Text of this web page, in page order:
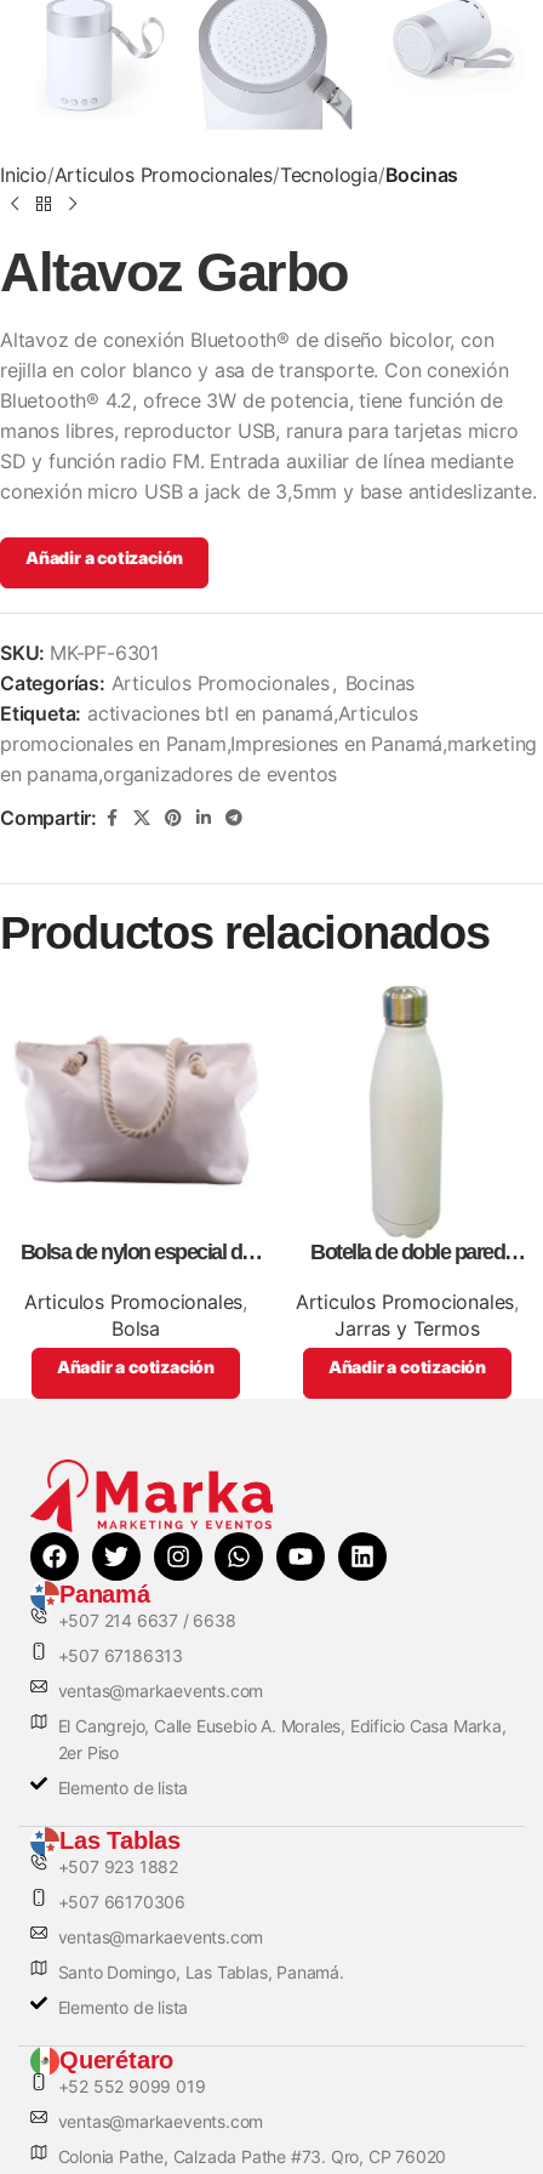
Inicio Articulos Promocionales Tecnologia Bocinas
Altavoz Garbo
Altavoz de conexión Bluetooth® de diseño bicolor, con
rejilla en color blanco y asa de transporte. Con conexión
Bluetooth® 4.2, ofrece 3W de potencia, tiene función de
manos libres, reproductor USB, ranura para tarjetas micro
SD y función radio FM. Entrada auxiliar de línea mediante
conexión micro USB a jack de 3,5mm y base antideslizante.
Añadir a cotización
SKU: MK-PF-6301
Categorías: Articulos Promocionales , Bocinas
Etiqueta: activaciones btl en panamá,Articulos
promocionales en Panam,Impresiones en Panamá,marketing
en panama,organizadores de eventos
Compartir:
Productos relacionados
Bolsa de nylon especial de
con impresión full color.
Articulos Promocionales,
Bolsa
Añadir a cotización
Botella de doble pared
promocionales
Articulos Promocionales,
Jarras y Termos
Añadir a cotización
Panamá
+507 214 6637 / 6638
+507 67186313
ventas@markaevents.com
El Cangrejo, Calle Eusebio A. Morales, Edificio Casa Marka,
2er Piso
Elemento de lista
Las Tablas
+507 923 1882
+507 66170306
ventas@markaevents.com
Santo Domingo, Las Tablas, Panamá.
Elemento de lista
Querétaro
+52 552 9099 019
ventas@markaevents.com
Colonia Pathe, Calzada Pathe #73. Qro, CP 76020